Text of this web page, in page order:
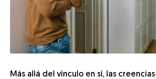
Más allá del vínculo en sí, las